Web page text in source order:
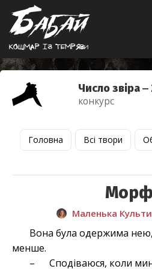
Кошмар iз темряви
Число звіра ‒
конкурс
Головна Всі твори
Маленька
Вона була одержима
менше.
– Сподіваюся, коли